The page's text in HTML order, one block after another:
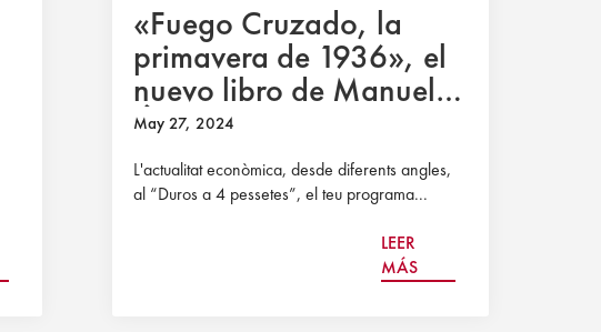
«Fuego Cruzado, la
primavera de 1936», el
nuevo libro de Manuel
Álvarez y Fernando del
Rey
May 27, 2024
L'actualitat econòmica, desde diferents angles,
al “Duros a 4 pessetes”, el teu programa...
LEER
MÁS